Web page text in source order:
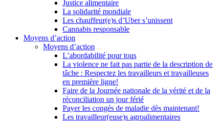
Justice alimentaire
La solidarité mondiale
Les chauffeur(e)s d’Uber s’unissent
Cannabis responsable
Moyens d’action
Moyens d’action
L’abordabilité pour tous
La violence ne fait pas partie de la description de
tâche : Respectez les travailleurs et travailleuses
en première ligne!
Faire de la Journée nationale de la vérité et de la
réconciliation un jour férié
Payer les congés de maladie dès maintenant!
Les travailleur(euse)s agroalimentaires